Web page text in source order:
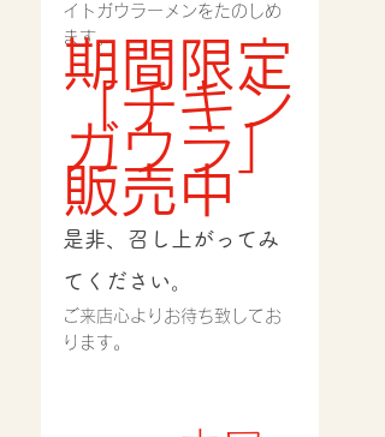
イトガウラーメンをたのしめ
ます。
期間限定
「チキン
ガウラ」
販売中
是非、召し上がってみ
てください。
ご来店心よりお待ち致してお
ります。